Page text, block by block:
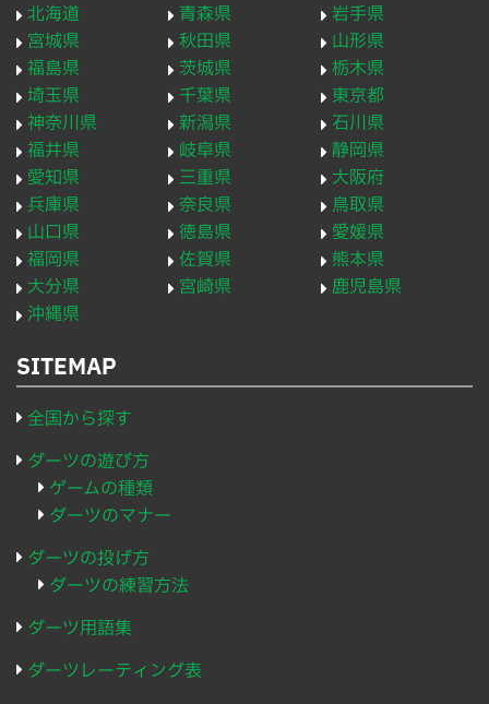
北海道 青森県
岩手県
宮城県
秋田県
山形県
福島県
茨城県
栃木県
埼玉県
千葉県
東京都
神奈川県
新潟県
石川県
福井県
岐阜県
静岡県
愛知県
三重県
大阪府
兵庫県
奈良県
鳥取県
山口県
徳島県
愛媛県
福岡県
佐賀県
熊本県
大分県
宮崎県
鹿児島県
沖縄県
SITEMAP
全国から探す
ダーツの遊び方
ゲームの種類
ダーツのマナー
ダーツの投げ方
ダーツの練習方法
ダーツ用語集
ダーツレーティング表